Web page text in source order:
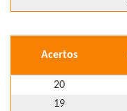
Acertos
20
19